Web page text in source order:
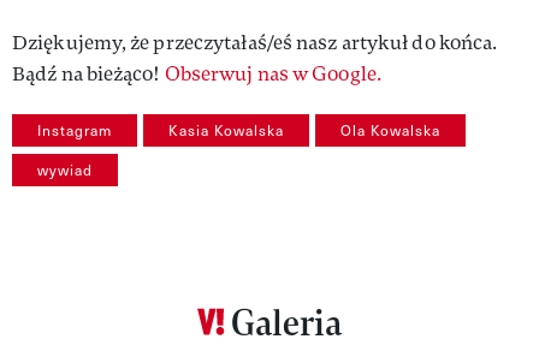
Dziękujemy, że przeczytałaś/eś nasz artykuł do końca.
Bądź na bieżąco! Obserwuj nas w Google.
Instagram Kasia Kowalska Ola Kowalska
wywiad
Galeria